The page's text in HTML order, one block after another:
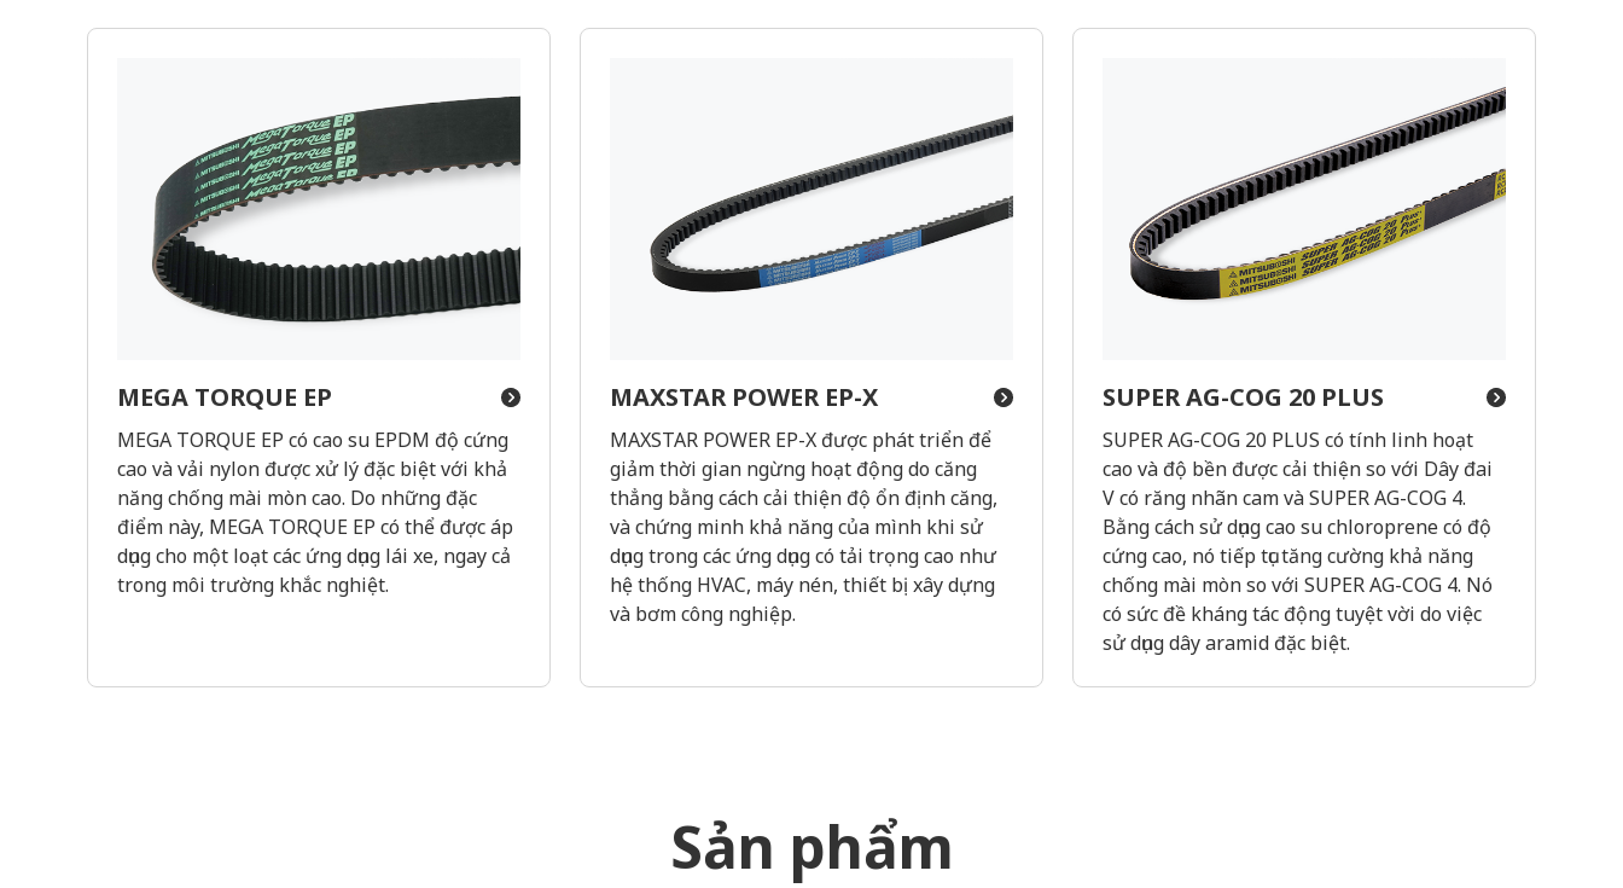
MEGA TORQUE EP
MEGA TORQUE EP có cao su EPDM độ cứng
cao và vải nylon được xử lý đặc biệt với khả
năng chống mài mòn cao. Do những đặc
điểm này, MEGA TORQUE EP có thể được áp
dụng cho một loạt các ứng dụng lái xe, ngay cả
trong môi trường khắc nghiệt.
MAXSTAR POWER EP-X
MAXSTAR POWER EP-X được phát triển để
giảm thời gian ngừng hoạt động do căng
thẳng bằng cách cải thiện độ ổn định căng,
và chứng minh khả năng của mình khi sử
dụng trong các ứng dụng có tải trọng cao như
hệ thống HVAC, máy nén, thiết bị xây dựng
và bơm công nghiệp.
SUPER AG-COG 20 PLUS
SUPER AG-COG 20 PLUS có tính linh hoạt
cao và độ bền được cải thiện so với Dây đai
V có răng nhãn cam và SUPER AG-COG 4.
Bằng cách sử dụng cao su chloroprene có độ
cứng cao, nó tiếp tục tăng cường khả năng
chống mài mòn so với SUPER AG-COG 4. Nó
có sức đề kháng tác động tuyệt vời do việc
sử dụng dây aramid đặc biệt.
Sản phẩm